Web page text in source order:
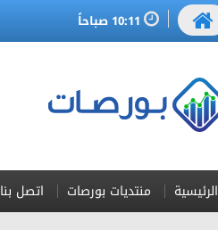
الرئيسية منتديات بورصات اتصل بنا